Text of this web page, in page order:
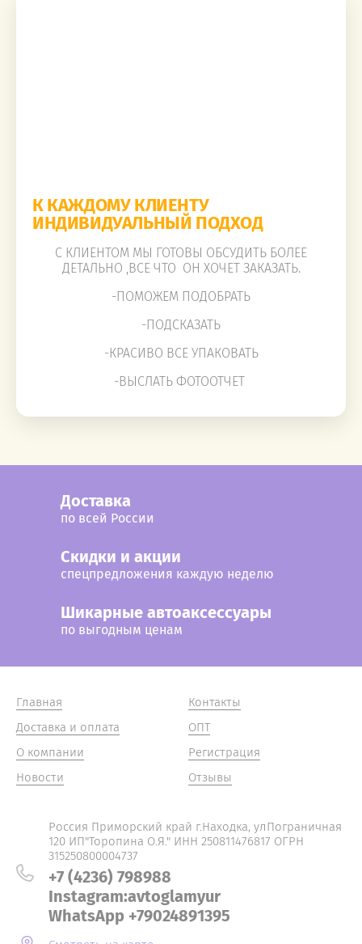
К КАЖДОМУ КЛИЕНТУ
ИНДИВИДУАЛЬНЫЙ ПОДХОД
С КЛИЕНТОМ МЫ ГОТОВЫ ОБСУДИТЬ БОЛЕЕ
ДЕТАЛЬНО ,ВСЕ ЧТО ОН ХОЧЕТ ЗАКАЗАТЬ.
-ПОМОЖЕМ ПОДОБРАТЬ
-ПОДСКАЗАТЬ
-КРАСИВО ВСЕ УПАКОВАТЬ
-ВЫСЛАТЬ ФОТООТЧЕТ
Доставка
по всей России
Cкидки и акции
спецпредложения каждую неделю
Шикарные автоаксессуары
по выгодным ценам
Главная
Доставка и оплата
О компании
Новости
Контакты
ОПТ
Регистрация
Отзывы
Россия Приморский край г.Находка, улПограничная
120 ИП"Торопина О.Я." ИНН 250811476817 ОГРН
315250800004737
+7 (4236) 798988
Instagram:avtoglamyur
WhatsApp +79024891395